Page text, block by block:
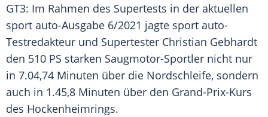
GT3: Im Rahmen des Supertests in der aktuellen
sport auto-Ausgabe 6/2021 jagte sport auto-
Testredakteur und Supertester Christian Gebhardt
den 510 PS starken Saugmotor-Sportler nicht nur
in 7.04,74 Minuten über die Nordschleife, sondern
auch in 1.45,8 Minuten über den Grand-Prix-Kurs
des Hockenheimrings.